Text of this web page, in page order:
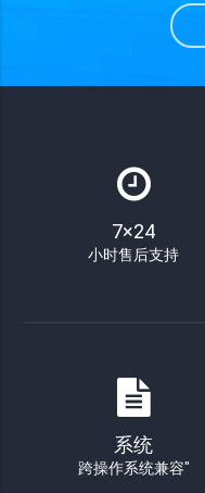
7×24
小时售后支持
系统
跨操作系统兼容"